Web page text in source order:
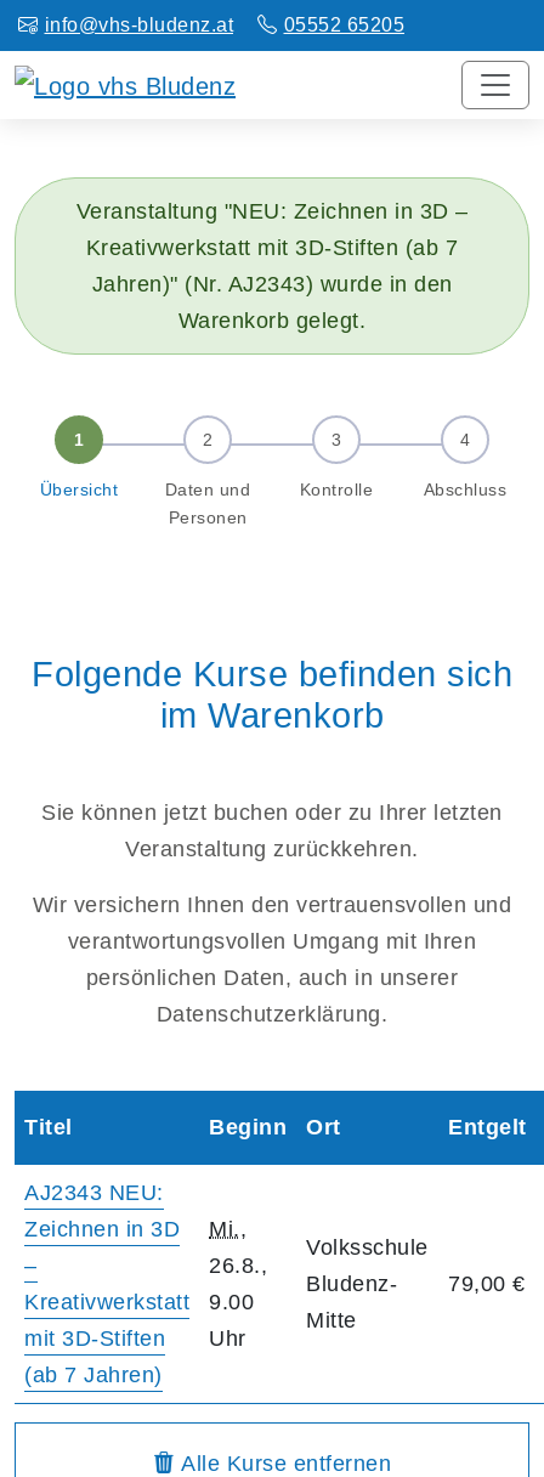
info@vhs-bludenz.at 05552 65205
Veranstaltung "NEU: Zeichnen in 3D –
Kreativwerkstatt mit 3D-Stiften (ab 7
Jahren)" (Nr. AJ2343) wurde in den
Warenkorb gelegt.
Übersicht
Daten und
Personen
Kontrolle Abschluss
Folgende Kurse befinden sich
im Warenkorb
Sie können jetzt buchen oder zu Ihrer letzten
Veranstaltung zurückkehren.
Wir versichern Ihnen den vertrauensvollen und
verantwortungsvollen Umgang mit Ihren
persönlichen Daten, auch in unserer
Datenschutzerklärung.
Warenkorbübersicht
Titel Beginn Ort Entgelt
AJ2343 NEU:
Zeichnen in 3D
–
Kreativwerkstatt
mit 3D-Stiften
(ab 7 Jahren)
Mi.,
26.8.,
9.00
Uhr
Volksschule
Bludenz-
Mitte
79,00 €
Alle Kurseaus dem Warenkorb
entfernen